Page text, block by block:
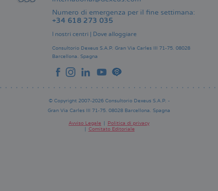
Numero di emergenza per il fine settimana:
+34 618 273 035
I nostri centri Dove alloggiare
Consultorio Dexeus S.A.P. Gran Via Carles III 71-75. 08028
Barcellona. Spagna
© Copyright 2007-2026 Consultorio Dexeus S.A.P. -
Gran Via Carles III 71-75. 08028 Barcellona. Spagna
Avviso Legale
Politica di privacy
Comitato Editoriale